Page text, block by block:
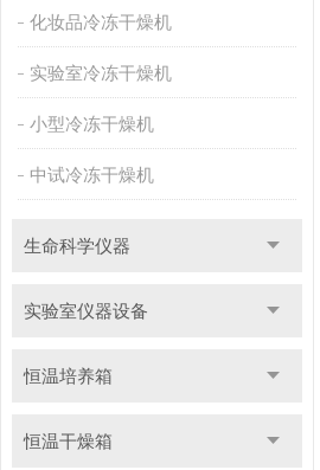
化妆品冷冻干燥机
实验室冷冻干燥机
小型冷冻干燥机
中试冷冻干燥机
生命科学仪器
实验室仪器设备
恒温培养箱
恒温干燥箱